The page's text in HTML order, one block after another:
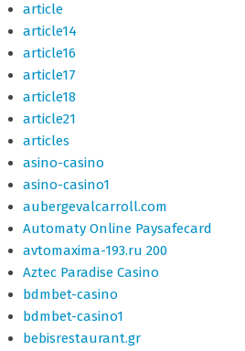
article
article14
article16
article17
article18
article21
articles
asino-casino
asino-casino1
aubergevalcarroll.com
Automaty Online Paysafecard
avtomaxima-193.ru 200
Aztec Paradise Casino
bdmbet-casino
bdmbet-casino1
bebisrestaurant.gr